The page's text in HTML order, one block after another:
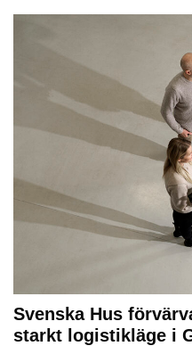
Svenska Hus
starkt logistikläge i